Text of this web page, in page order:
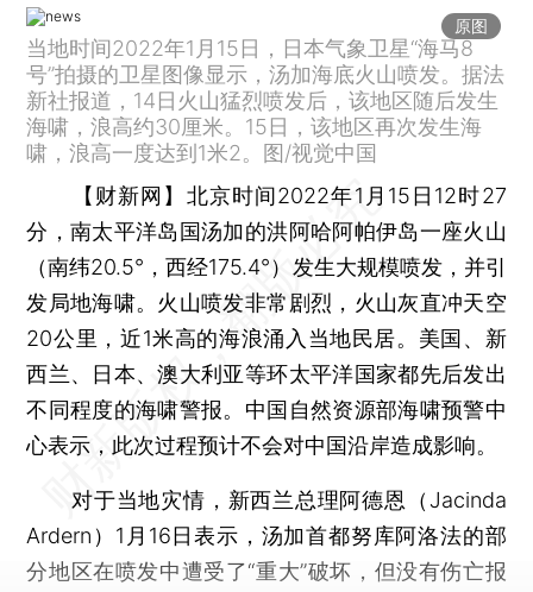
原图
当地时间2022年1月15日，日本气象卫星“海马8
号”拍摄的卫星图像显示，汤加海底火山喷发。据法
新社报道，14日火山猛烈喷发后，该地区随后发生
海啸，浪高约30厘米。15日，该地区再次发生海
啸，浪高一度达到1米2。图/视觉中国
【财新网】 北京时间2022年1月15日12时27
分，南太平洋岛国汤加的洪阿哈阿帕伊岛一座火山
（南纬20.5°，西经175.4°）发生大规模喷发，并引
发局地海啸。火山喷发非常剧烈，火山灰直冲天空
20公里，近1米高的海浪涌入当地民居。美国、新
西兰、日本、澳大利亚等环太平洋国家都先后发出
不同程度的海啸警报。中国自然资源部海啸预警中
心表示，此次过程预计不会对中国沿岸造成影响。
对于当地灾情，新西兰总理阿德恩（Jacinda
Ardern）1月16日表示，汤加首都努库阿洛法的部
分地区在喷发中遭受了“重大”破坏，但没有伤亡报